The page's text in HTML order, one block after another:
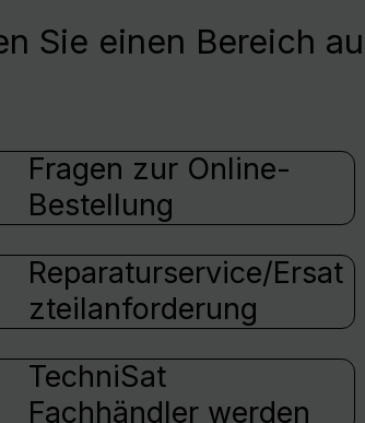
Sie einen Bereich
Fragen zur Online-
Bestellung
Reparaturservice/Ersat
zteilanforderung
TechniSat
Fachhändler werden